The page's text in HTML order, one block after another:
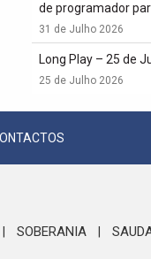
de programador
31 de Julho 2026
Long Play – 25 de
25 de Julho 2026
SOBERANIA